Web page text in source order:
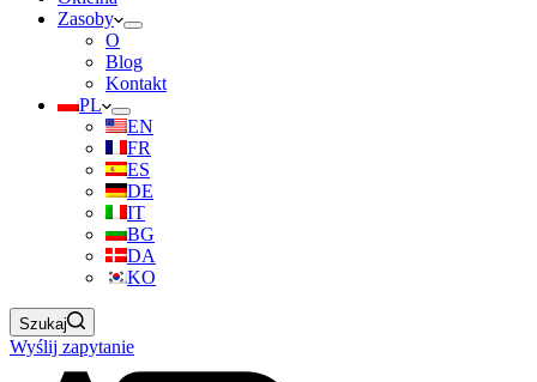
Zasoby
O
Blog
Kontakt
PL
EN
FR
ES
DE
IT
BG
DA
KO
Szukaj
Wyślij zapytanie